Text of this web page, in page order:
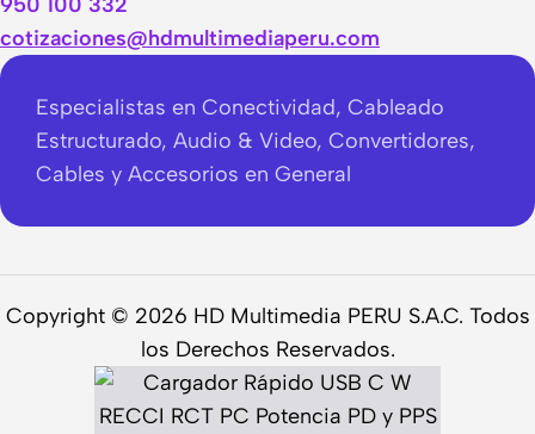
cotizaciones@hdmultimediaperu.com
Especialistas en Conectividad, Cableado
Estructurado, Audio & Video, Convertidores,
Cables y Accesorios en General
Copyright © 2026 HD Multimedia PERU S.A.C. Todos
los Derechos Reservados.